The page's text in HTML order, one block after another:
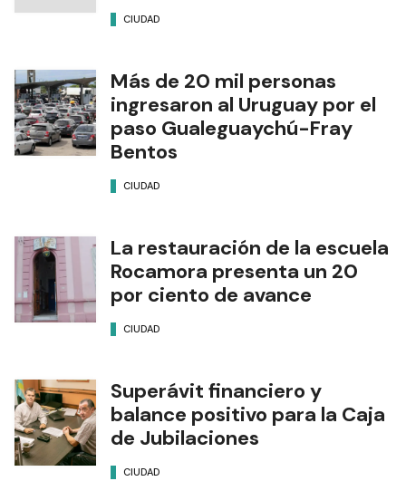
CIUDAD
Más de 20 mil personas
ingresaron al Uruguay por el
paso Gualeguaychú-Fray
Bentos
CIUDAD
La restauración de la escuela
Rocamora presenta un 20
por ciento de avance
CIUDAD
Superávit financiero y
balance positivo para la Caja
de Jubilaciones
CIUDAD